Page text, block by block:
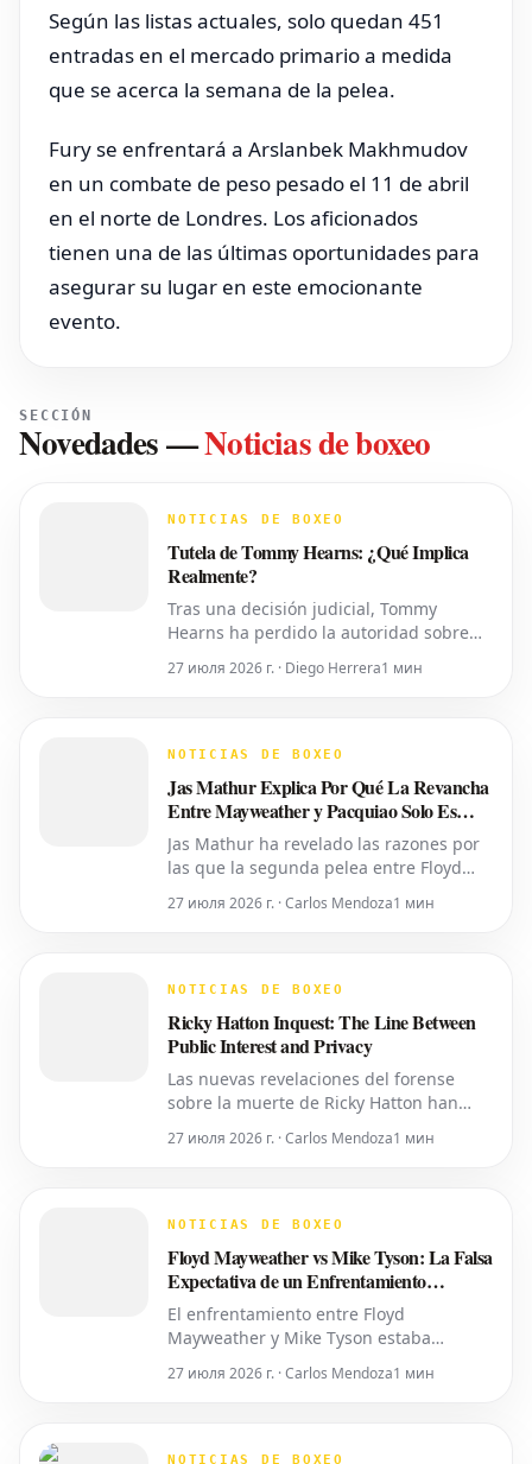
Según las listas actuales, solo quedan 451
entradas en el mercado primario a medida
que se acerca la semana de la pelea.
Fury se enfrentará a Arslanbek Makhmudov
en un combate de peso pesado el 11 de abril
en el norte de Londres. Los aficionados
tienen una de las últimas oportunidades para
asegurar su lugar en este emocionante
evento.
SECCIÓN
Novedades—Noticias de boxeo
NOTICIAS DE BOXEO
Tutela de Tommy Hearns: ¿Qué Implica
Realmente?
Tras una decisión judicial, Tommy
Hearns ha perdido la autoridad sobre
sus propias decisiones personales y
financieras, las cuales ahora recaen en
Sucesiones del Condado de Oakland ha
transferido el control del cuidado p
27 июля 2026 г. · Diego Herrera1 мин
NOTICIAS DE BOXEO
Jas Mathur Explica Por Qué La Revancha
Entre Mayweather y Pacquiao Solo Es
Posible Ahora
Jas Mathur ha revelado las razones por
las que la segunda pelea entre Floyd
Mayweather y Manny Pacquiao solo se
está concretando en este momento. Ha
de factores necesarios para revivir esta
27 июля 2026 г. · Carlos Mendoza1 мин
NOTICIAS DE BOXEO
Ricky Hatton Inquest: The Line Between
Public Interest and Privacy
Las nuevas revelaciones del forense
sobre la muerte de Ricky Hatton han
sacado a la luz detalles íntimos,
planteando interrogantes sobre si toda
Boxing News, muchos aficionados ya
privacidad
27 июля 2026 г. · Carlos Mendoza1 мин
NOTICIAS DE BOXEO
Floyd Mayweather vs Mike Tyson: La Falsa
Expectativa de un Enfrentamiento
Próximo
El enfrentamiento entre Floyd
Mayweather y Mike Tyson estaba
programado para la próxima semana.
Durante meses, los titulares circularon
el 25 de abril en el Congo. La idea ganó
27 июля 2026 г. · Carlos Mendoza1 мин
NOTICIAS DE BOXEO